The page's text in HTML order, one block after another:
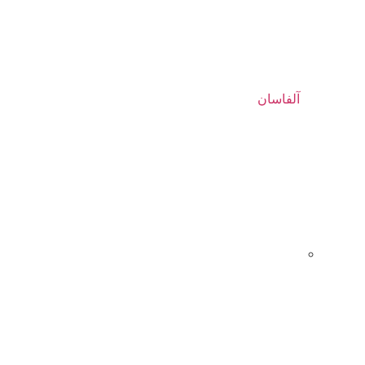
آلفاسان